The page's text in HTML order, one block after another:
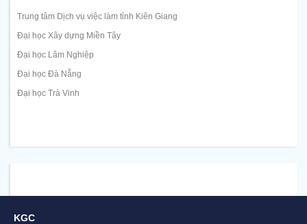
Trung tâm Dịch vụ việc làm tỉnh Kiên Giang
Đại học Xây dựng Miền Tây
Đại học Lâm Nghiệp
Đại học Đà Nẵng
Đại học Trà Vinh
KGC